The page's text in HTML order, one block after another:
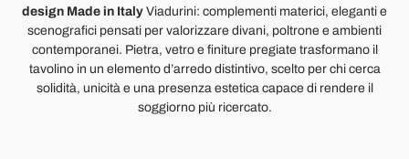
design Made in Italy Viadurini: complementi materici, eleganti e
scenografici pensati per valorizzare divani, poltrone e ambienti
contemporanei. Pietra, vetro e finiture pregiate trasformano il
tavolino in un elemento d’arredo distintivo, scelto per chi cerca
solidità, unicità e una presenza estetica capace di rendere il
soggiorno più ricercato.